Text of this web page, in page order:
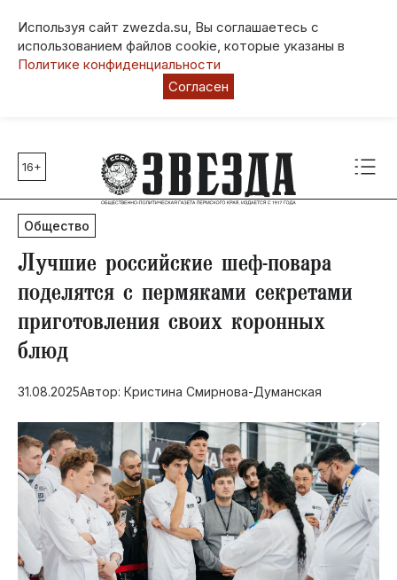
Используя сайт zwezda.su, Вы соглашаетесь с
использованием файлов cookie, которые указаны в
Политике конфиденциальности
Согласен
Главные темы
80 лет Победы
Молодежная столица РФ
СВО
Социальная поддержка
Инфраструктура
Благоустройство
16+
Общество
Лучшие российские шеф-повара
поделятся с пермяками секретами
приготовления своих коронных
блюд
31.08.2025Автор: Кристина Смирнова-Думанская